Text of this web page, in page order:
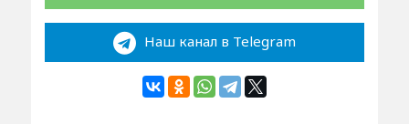
Наш канал в Telegram